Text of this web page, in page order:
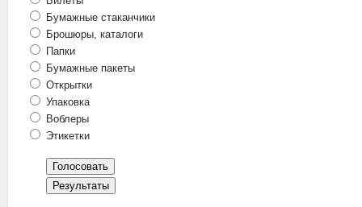
Бумажные стаканчики
Брошюры, каталоги
Папки
Бумажные пакеты
Открытки
Упаковка
Воблеры
Этикетки